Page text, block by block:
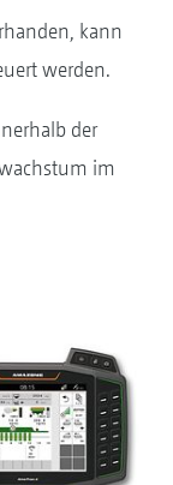
kann
werden.
der
im